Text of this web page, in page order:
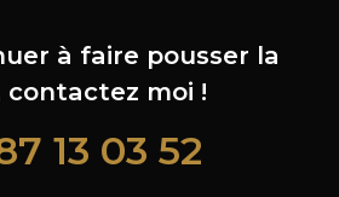
à faire pousser la
contactez moi !
13 03 52